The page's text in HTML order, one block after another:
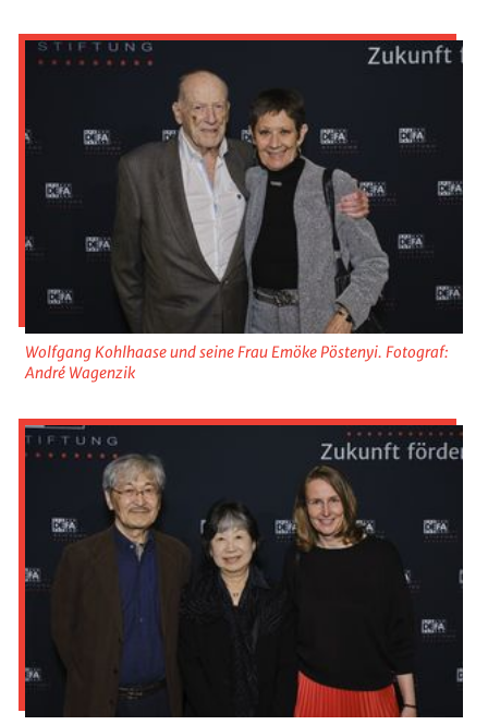
Wolfgang Kohlhaase und seine Frau Emöke Pöstenyi. Fotograf:
André Wagenzik